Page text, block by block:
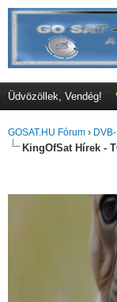
Üdvözöllek, Vendég!
GOSAT.HU Fórum ›
KingOfSat Hírek -